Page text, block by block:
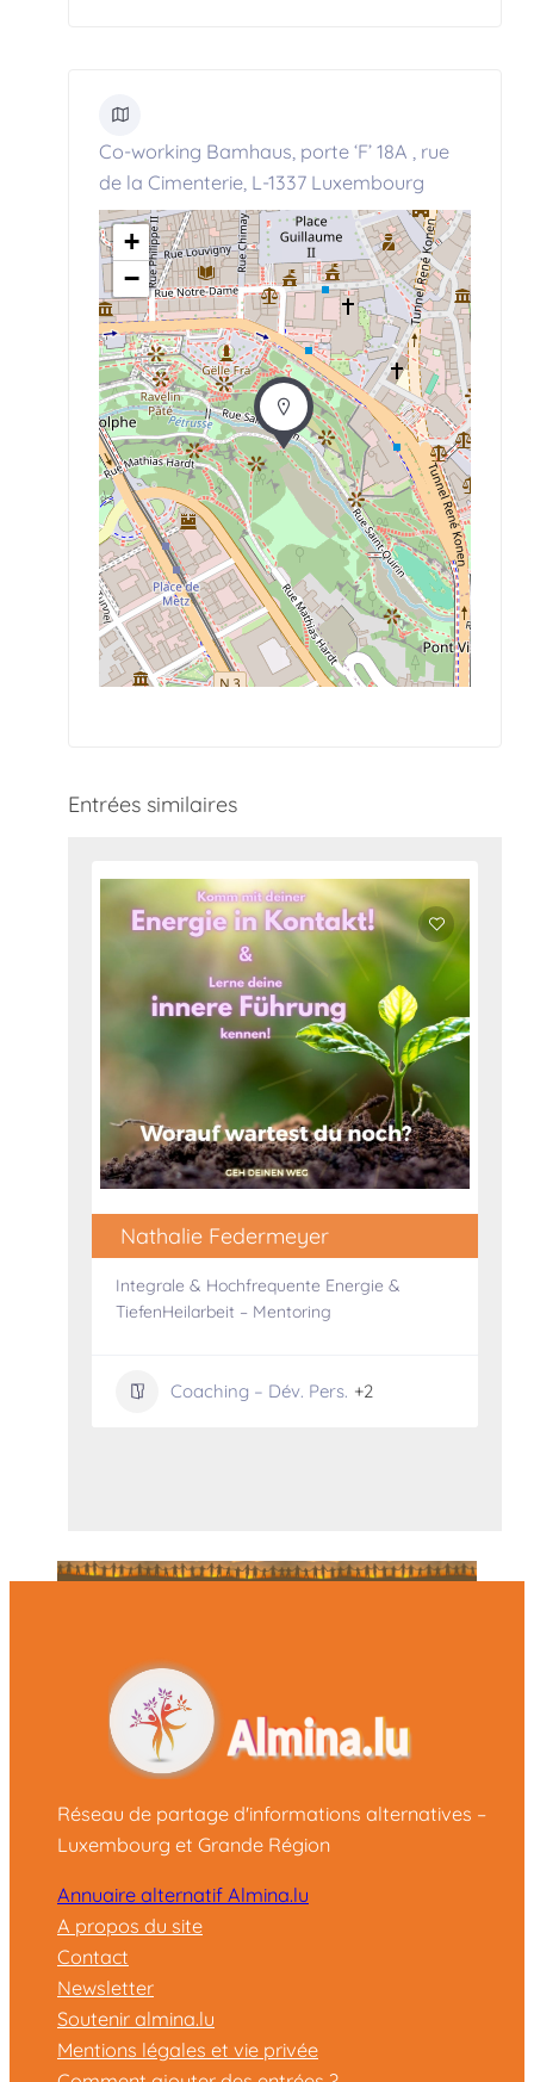
Co-working Bamhaus, porte ‘F’ 18A , rue
de la Cimenterie, L-1337 Luxembourg
+
−
Entrées similaires
Nathalie Federmeyer
Integrale & Hochfrequente Energie &
TiefenHeilarbeit – Mentoring
Coaching – Dév. Pers. +2
Réseau de partage d'informations alternatives –
Luxembourg et Grande Région
Annuaire alternatif Almina.lu
A propos du site
Contact
Newsletter
Soutenir almina.lu
Mentions légales et vie privée